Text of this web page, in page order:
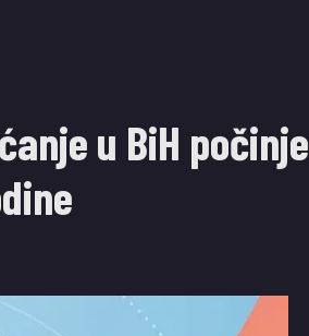
u BiH počinje